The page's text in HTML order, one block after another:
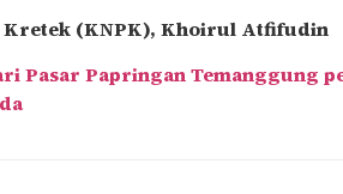
Kretek (KNPK), Khoirul Atfifudin
Pasar Papringan Temanggung